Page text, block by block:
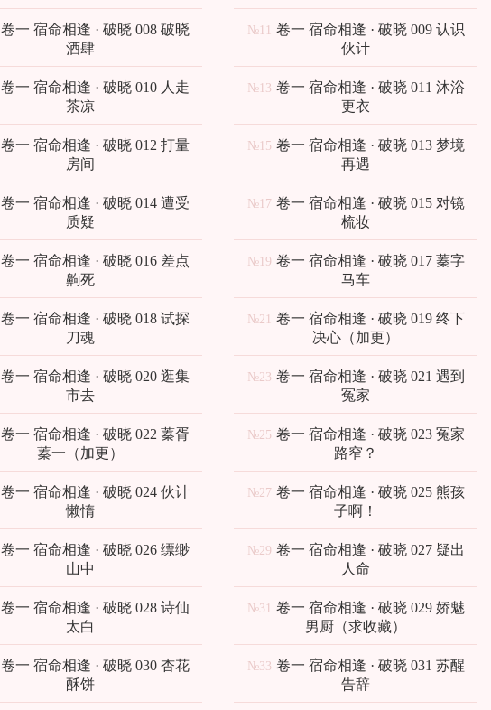
卷一 宿命相逢 · 破晓 008 破晓
酒肆
№11 卷一 宿命相逢 · 破晓 009 认识
伙计
卷一 宿命相逢 · 破晓 010 人走
茶凉
№13 卷一 宿命相逢 · 破晓 011 沐浴
更衣
卷一 宿命相逢 · 破晓 012 打量
房间
№15 卷一 宿命相逢 · 破晓 013 梦境
再遇
卷一 宿命相逢 · 破晓 014 遭受
质疑
№17 卷一 宿命相逢 · 破晓 015 对镜
梳妆
卷一 宿命相逢 · 破晓 016 差点
齁死
№19 卷一 宿命相逢 · 破晓 017 蓁字
马车
卷一 宿命相逢 · 破晓 018 试探
刀魂
№21 卷一 宿命相逢 · 破晓 019 终下
决心（加更）
卷一 宿命相逢 · 破晓 020 逛集
市去
№23 卷一 宿命相逢 · 破晓 021 遇到
冤家
卷一 宿命相逢 · 破晓 022 蓁胥
蓁一（加更）
№25 卷一 宿命相逢 · 破晓 023 冤家
路窄？
卷一 宿命相逢 · 破晓 024 伙计
懒惰
№27 卷一 宿命相逢 · 破晓 025 熊孩
子啊！
卷一 宿命相逢 · 破晓 026 缥缈
山中
№29 卷一 宿命相逢 · 破晓 027 疑出
人命
卷一 宿命相逢 · 破晓 028 诗仙
太白
№31 卷一 宿命相逢 · 破晓 029 娇魅
男厨（求收藏）
卷一 宿命相逢 · 破晓 030 杏花
酥饼
№33 卷一 宿命相逢 · 破晓 031 苏醒
告辞